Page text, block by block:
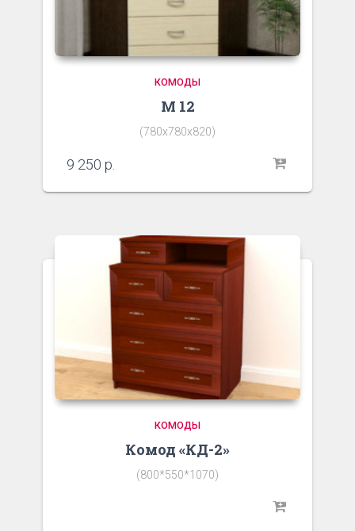
КОМОДЫ
М 12
(780х780х820)
9 250 р.
КОМОДЫ
Комод «КД-2»
(800*550*1070)